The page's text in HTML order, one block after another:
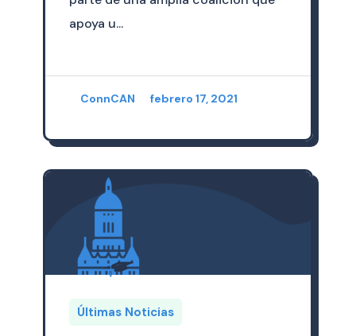
apoya u...
ConnCAN febrero 17, 2021
Últimas Noticias